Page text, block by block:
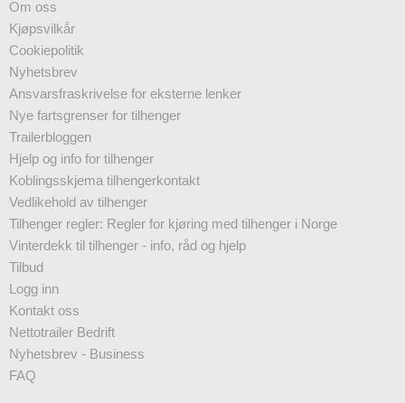
Om oss
Kjøpsvilkår
Cookiepolitik
Nyhetsbrev
Ansvarsfraskrivelse for eksterne lenker
Nye fartsgrenser for tilhenger
Trailerbloggen
Hjelp og info for tilhenger
Koblingsskjema tilhengerkontakt
Vedlikehold av tilhenger
Tilhenger regler: Regler for kjøring med tilhenger i Norge
Vinterdekk til tilhenger - info, råd og hjelp
Tilbud
Logg inn
Kontakt oss
Nettotrailer Bedrift
Nyhetsbrev - Business
FAQ